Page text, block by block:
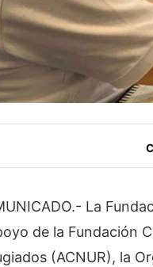
La
de la Fundación
(ACNUR), la